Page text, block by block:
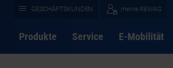
GESCHÄFTSKUNDEN meine.REWAG
Produkte Service E-Mobilität